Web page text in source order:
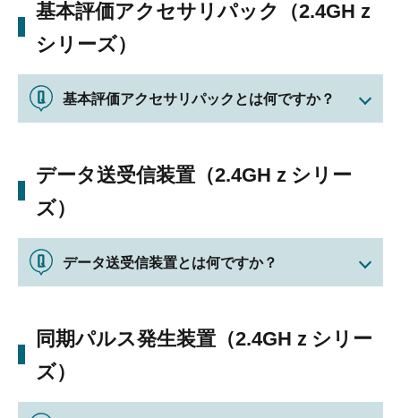
基本評価アクセサリパック（2.4GHｚ
シリーズ）
基本評価アクセサリパックとは何ですか？
データ送受信装置（2.4GHｚシリー
ズ）
データ送受信装置とは何ですか？
同期パルス発生装置（2.4GHｚシリー
ズ）